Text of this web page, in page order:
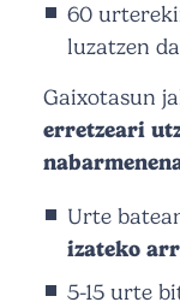
60
luzatzen
Gaixotasun
erretzeari
Urte
izateko
5-15 urte